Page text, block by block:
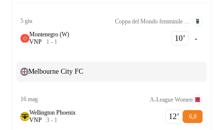
5 giu
Montenegro (W)
VNP 1 - 1 10‎’‎ -
Melbourne City FC
16 mag
A-League Women
Wellington Phoenix
VNP 3 - 1 12‎’‎ 6,8